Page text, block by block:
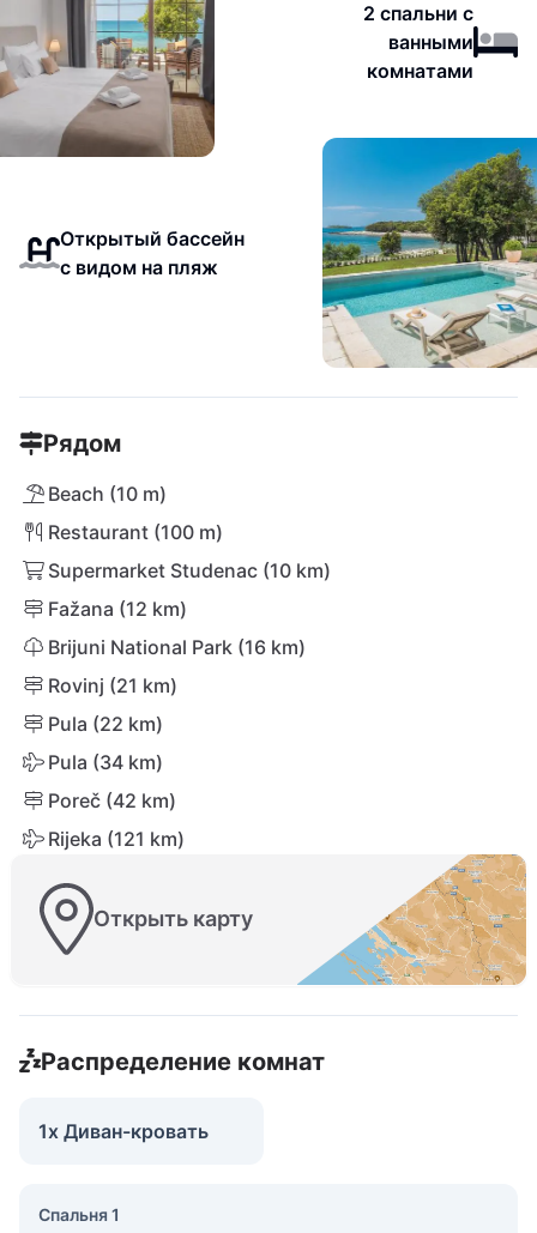
2 спальни с
ванными
комнатами
Открытый бассейн
с видом на пляж
Рядом
Beach (10 m)
Restaurant (100 m)
Supermarket Studenac (10 km)
Fažana (12 km)
Brijuni National Park (16 km)
Rovinj (21 km)
Pula (22 km)
Pula (34 km)
Poreč (42 km)
Rijeka (121 km)
Открыть карту
Распределение комнат
1x Диван-кровать
Спальня 1